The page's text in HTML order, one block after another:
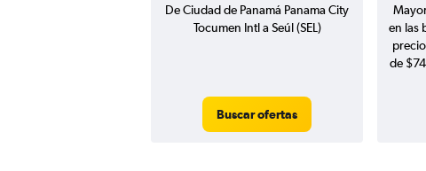
De Ciudad de Panamá Panama City
Tocumen Intl a Seúl (SEL)
Buscar ofertas
en las
de